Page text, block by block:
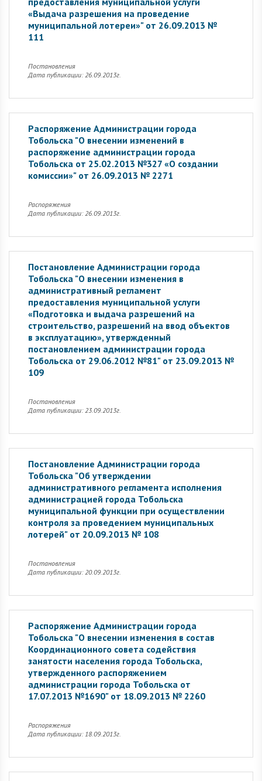
«Выдача разрешения на проведение
муниципальной лотереи»" от 26.09.2013 №
111
Постановления
Дата публикации: 26.09.2013г.
Распоряжение Администрации города
Тобольска "О внесении изменений в
распоряжение администрации города
Тобольска от 25.02.2013 №327 «О создании
комиссии»" от 26.09.2013 № 2271
Распоряжения
Дата публикации: 26.09.2013г.
Постановление Администрации города
Тобольска "О внесении изменения в
административный регламент
предоставления муниципальной услуги
«Подготовка и выдача разрешений на
строительство, разрешений на ввод объектов
в эксплуатацию», утвержденный
постановлением администрации города
Тобольска от 29.06.2012 №81" от 23.09.2013 №
109
Постановления
Дата публикации: 23.09.2013г.
Постановление Администрации города
Тобольска "Об утверждении
административного регламента исполнения
администрацией города Тобольска
муниципальной функции при осуществлении
контроля за проведением муниципальных
лотерей" от 20.09.2013 № 108
Постановления
Дата публикации: 20.09.2013г.
Распоряжение Администрации города
Тобольска "О внесении изменения в состав
Координационного совета содействия
занятости населения города Тобольска,
утвержденного распоряжением
администрации города Тобольска от
17.07.2013 №1690" от 18.09.2013 № 2260
Распоряжения
Дата публикации: 18.09.2013г.